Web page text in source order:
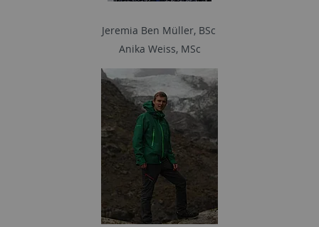
Jeremia Ben Müller, BSc
Anika Weiss, MSc